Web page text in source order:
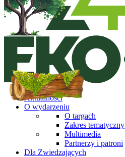
Aktualności
O wydarzeniu
O targach
Zakres tematyczny
Multimedia
Partnerzy i patroni
Dla Zwiedzających